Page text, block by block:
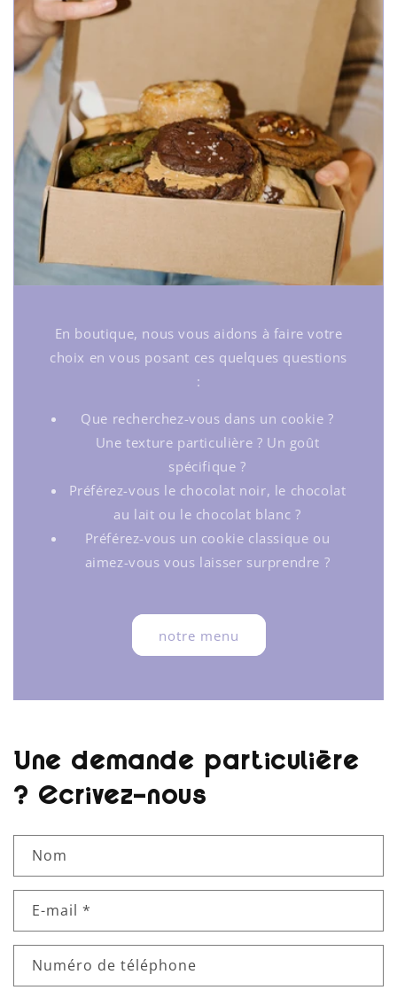
En boutique, nous vous aidons à faire votre
choix en vous posant ces quelques questions
:
Que recherchez-vous dans un cookie ?
Une texture particulière ? Un goût
spécifique ?
Préférez-vous le chocolat noir, le chocolat
au lait ou le chocolat blanc ?
Préférez-vous un cookie classique ou
aimez-vous vous laisser surprendre ?
notre menu
Une demande particulière
? Écrivez-nous
Nom
E-mail *
Numéro de téléphone